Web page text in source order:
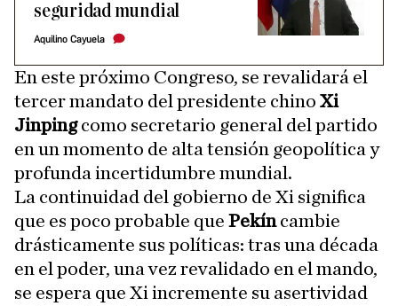
seguridad mundial
Aquilino Cayuela
En este próximo Congreso, se revalidará el
tercer mandato del presidente chino Xi
Jinpingcomo secretario general del partido
en un momento de alta tensión geopolítica y
profunda incertidumbre mundial.
La continuidad del gobierno de Xi significa
que es poco probable que Pekíncambie
drásticamente sus políticas: tras una década
en el poder, una vez revalidado en el mando,
se espera que Xi incremente su asertividad